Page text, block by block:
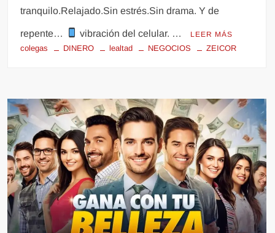
tranquilo.Relajado.Sin estrés.Sin drama. Y de
repente… vibración del celular. … LEER MÁS
colegas DINERO lealtad NEGOCIOS ZEICOR